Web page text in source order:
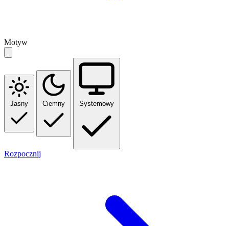
Motyw
Jasny Ciemny Systemowy
Rozpocznij